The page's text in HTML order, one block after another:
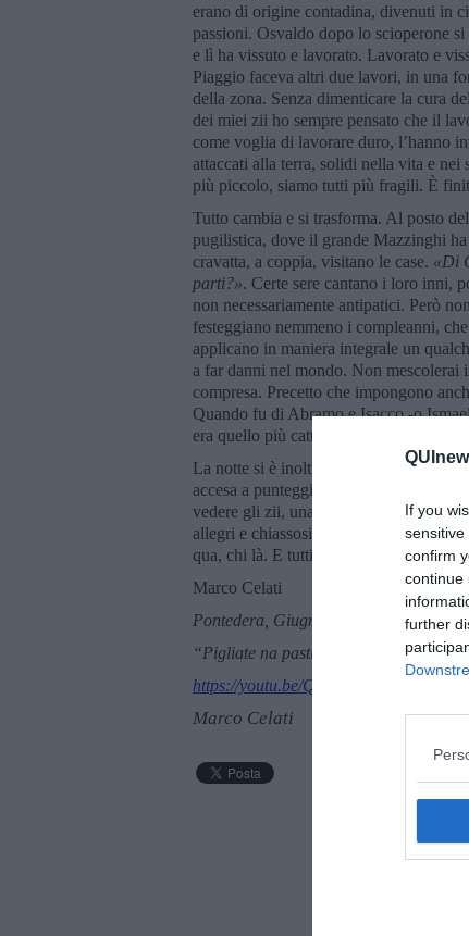
If you
confirm
continue
further
erano di origine contadina, divenuti in
passioni. Osvaldo dopo lo scioperone
e lì ha vissuto e lavorato. Lavorato e
Piaggio faceva altri due lavori, in una
della zona. Senza dimenticare la cura
dei miei zii ho sempre pensato che il
come voglia di lavorare duro, l’hanno
attaccati alla terra, solidi nella vita e
più piccolo, siamo tutti più fragili. È
Tutto cambia e si trasforma. Al posto
pugilistica, dove il grande Mazzinghi
cravatta, a coppia, visitano le case. «Di
parti?». Certe sere cantano i loro inni,
non necessariamente antipatici. Però
festeggiano nemmeno i compleanni,
applicano in maniera integrale un
a far danni nel mondo. Non
compresa. Precetto che impongono
Quando fu di Abramo e Isacco -o
era quello più cattivo, del Vecchio
La notte si è inoltrata parecchio. I
accesa a punteggiare l’oscurità, come
vedere gli zii, una generazione,
allegri e chiassosi, e i ragazzi di ritorno
qua, chi là. E tutti noi che attraversiamo
Marco Celati
Pontedera, Giugno 2022
“Pigliate na pastiglia”, 1957, Renato
https://youtu.be/Q_kIc34aZ2Y
Marco Celati